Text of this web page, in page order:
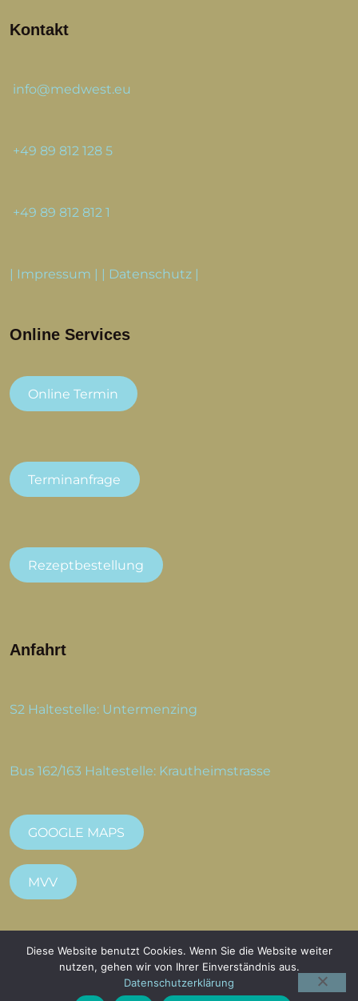
Kontakt
info@medwest.eu
+49 89 812 128 5
+49 89 812 812 1
| Impressum | | Datenschutz |
Online Services
Online Termin
Terminanfrage
Rezeptbestellung
Anfahrt
S2 Haltestelle: Untermenzing
Bus 162/163 Haltestelle: Krautheimstrasse
GOOGLE MAPS
MVV
Copyright 2023 All Rights Reserved Dr. med.
Diese Website benutzt Cookies. Wenn Sie die Website weiter
nutzen, gehen wir von Ihrer Einverständnis aus.
Datenschutzerklärung